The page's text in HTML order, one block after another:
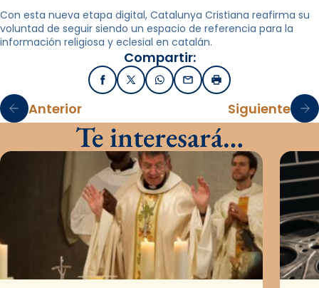
Con esta nueva etapa digital, Catalunya Cristiana reafirma su
voluntad de seguir siendo un espacio de referencia para la
información religiosa y eclesial en catalán.
Compartir:
FacebookX / TwitterWhatsApp
EmailImprimir
Anterior Siguiente
Te interesará…